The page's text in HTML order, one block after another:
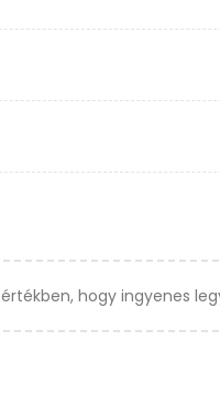
értékben, hogy ingyenes